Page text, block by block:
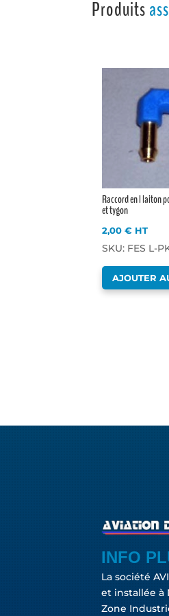
Produits
Raccord en l laiton
et tygon
2,00€ HT
SKU: FES L-
AJOUTER
INFO
La société
et installée à
Zone